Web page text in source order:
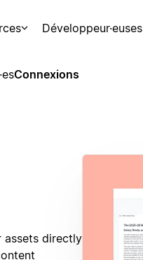
Développeur·euses
Connexions
assets directly